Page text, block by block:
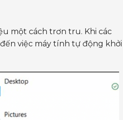
một cách trơn tru. Khi các
việc máy tính tự động khởi